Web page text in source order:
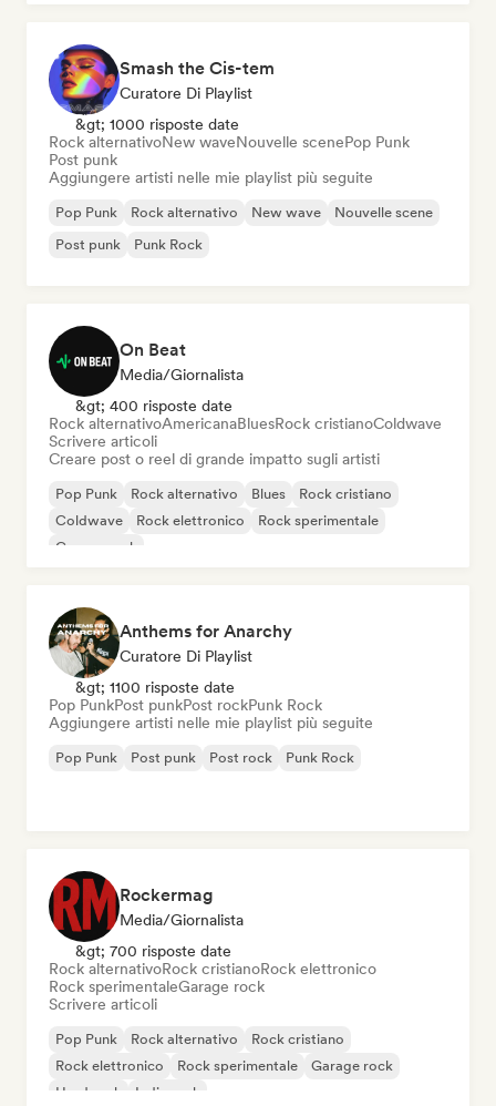
Smash the Cis-tem
Curatore Di Playlist
&gt; 1000 risposte date
Rock alternativoNew waveNouvelle scenePop Punk
Post punk
Aggiungere artisti nelle mie playlist più seguite
Pop Punk Rock alternativo New wave
Nouvelle scene
Post punk
Punk Rock
On Beat
Media/Giornalista
&gt; 400 risposte date
Rock alternativoAmericanaBluesRock cristianoColdwave
Scrivere articoli
Creare post o reel di grande impatto sugli artisti
Pop Punk Rock alternativo Blues
Rock cristiano
Coldwave
Rock elettronico
Rock sperimentale
Garage rock
Anthems for Anarchy
Curatore Di Playlist
&gt; 1100 risposte date
Pop PunkPost punkPost rockPunk Rock
Aggiungere artisti nelle mie playlist più seguite
Pop Punk Post punk Post rock Punk Rock
Rockermag
Media/Giornalista
&gt; 700 risposte date
Rock alternativoRock cristianoRock elettronico
Rock sperimentaleGarage rock
Scrivere articoli
Pop Punk Rock alternativo
Rock cristiano
Rock elettronico
Rock sperimentale
Garage rock
Hard rock
Indie rock